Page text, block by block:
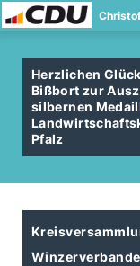
Herzlichen
Bißbort zur
silbernen
Pfalz